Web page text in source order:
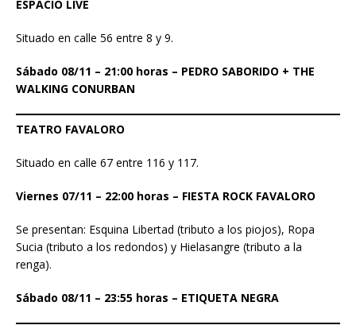
ESPACIO LIVE
Situado en calle 56 entre 8 y 9.
Sábado 08/11 – 21:00 horas – PEDRO SABORIDO + THE
WALKING CONURBAN
TEATRO FAVALORO
Situado en calle 67 entre 116 y 117.
Viernes 07/11 – 22:00 horas – FIESTA ROCK FAVALORO
Se presentan: Esquina Libertad (tributo a los piojos), Ropa
Sucia (tributo a los redondos) y Hielasangre (tributo a la
renga).
Sábado 08/11 – 23:55 horas – ETIQUETA NEGRA